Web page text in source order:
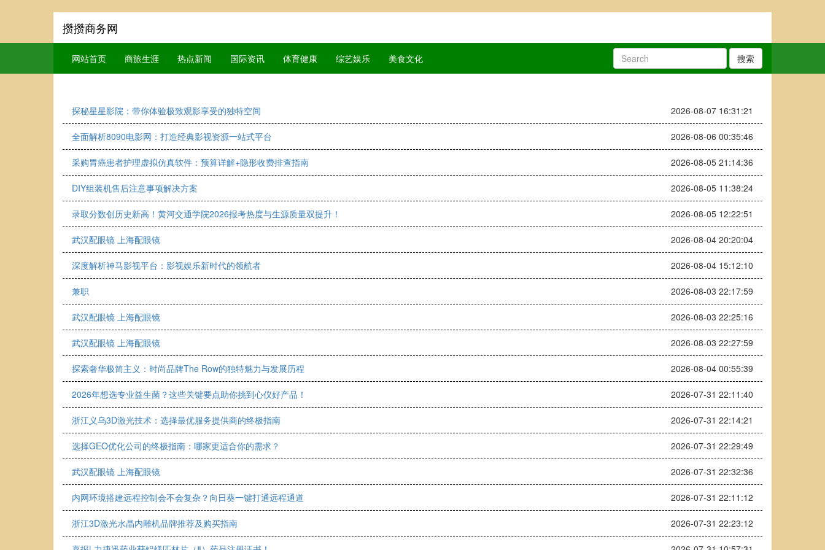
攒攒商务网
网站首页 商旅生涯 热点新闻 国际资讯 体育健康 综艺娱乐 美食文化 搜索
探秘星星影院：带你体验极致观影享受的独特空间 2026-08-07 16:31:21
全面解析8090电影网：打造经典影视资源一站式平台 2026-08-06 00:35:46
采购胃癌患者护理虚拟仿真软件：预算详解+隐形收费排查指南 2026-08-05 21:14:36
DIY组装机售后注意事项解决方案 2026-08-05 11:38:24
录取分数创历史新高！黄河交通学院2026报考热度与生源质量双提升！ 2026-08-05 12:22:51
武汉配眼镜 上海配眼镜 2026-08-04 20:20:04
深度解析神马影视平台：影视娱乐新时代的领航者 2026-08-04 15:12:10
兼职 2026-08-03 22:17:59
武汉配眼镜 上海配眼镜 2026-08-03 22:25:16
武汉配眼镜 上海配眼镜 2026-08-03 22:27:59
探索奢华极简主义：时尚品牌The Row的独特魅力与发展历程 2026-08-04 00:55:39
2026年想选专业益生菌？这些关键要点助你挑到心仪好产品！ 2026-07-31 22:11:40
浙江义乌3D激光技术：选择最优服务提供商的终极指南 2026-07-31 22:14:21
选择GEO优化公司的终极指南：哪家更适合你的需求？ 2026-07-31 22:29:49
武汉配眼镜 上海配眼镜 2026-07-31 22:32:36
内网环境搭建远程控制会不会复杂？向日葵一键打通远程通道 2026-07-31 22:11:12
浙江3D激光水晶内雕机品牌推荐及购买指南 2026-07-31 22:23:12